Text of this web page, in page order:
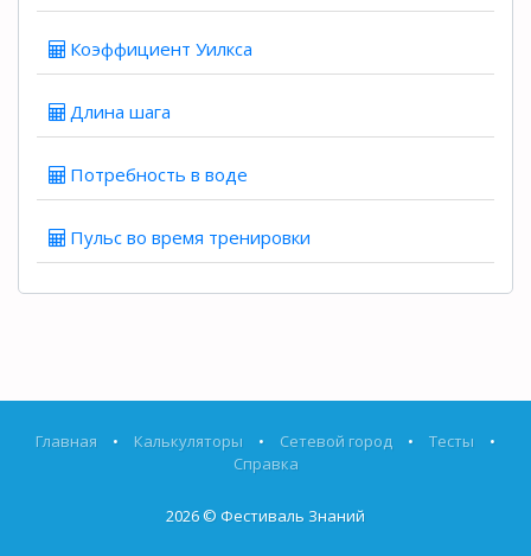
Коэффициент Уилкса
Длина шага
Потребность в воде
Пульс во время тренировки
Главная • Калькуляторы • Сетевой город • Тесты
•
Справка
2026 © Фестиваль Знаний